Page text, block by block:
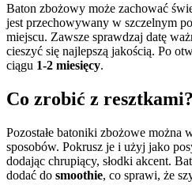
Baton zbożowy może zachować
jest przechowywany w szczelnym
miejscu. Zawsze sprawdzaj datę
cieszyć się najlepszą jakością. Po
ciągu 1-2 miesięcy.
Co zrobić z resztkami?
Pozostałe batoniki zbożowe można
sposobów. Pokrusz je i użyj jako
dodając chrupiący, słodki akcent.
dodać do smoothie, co sprawi, że